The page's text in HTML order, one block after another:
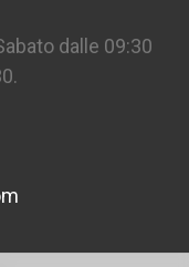
dalle 09:30